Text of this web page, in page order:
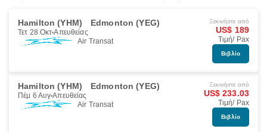
Hamilton (YHM) Edmonton (YEG)
Τετ 28 Οκτ Απευθείας
Air Transat
Ξεκινήστε από
US$ 189
Τιμή/ Pax
Βιβλίο
Hamilton (YHM) Edmonton (YEG)
Πέμ 6 Αυγ Απευθείας
Air Transat
Ξεκινήστε από
US$ 233.03
Τιμή/ Pax
Βιβλίο